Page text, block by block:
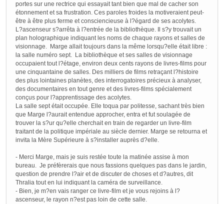
portes sur une rectrice qui essayait tant bien que mal de cacher son
étonnement et sa frustration. Ces paroles froides la motiveraient peut-
être à être plus ferme et consciencieuse à l?égard de ses acolytes.
L?ascenseur s?arrêta à l?entrée de la bibliothèque. Il s?y trouvait un
plan holographique indiquant les noms de chaque rayons et salles de
visionnage. Marge allait toujours dans la même lorsqu?elle était libre :
la salle numéro sept. La bibliothèque et ses salles de visionnage
occupaient tout l?étage, environ deux cents rayons de livres-films pour
une cinquantaine de salles. Des milliers de films retraçant l?histoire
des plus lointaines planètes, des interrogatoires précieux à analyser,
des documentaires en tout genre et des livres-films spécialement
conçus pour l?apprentissage des acolytes.
La salle sept était occupée. Elle toqua par politesse, sachant très bien
que Marge l?aurait entendue approcher, entra et fut soulagée de
trouver la s?ur qu?elle cherchait en train de regarder un livre-film
traitant de la politique impériale au siècle dernier. Marge se retourna et
invita la Mère Supérieure à s?installer auprès d?elle.
- Merci Marge, mais je suis restée toute la matinée assise à mon
bureau. Je préfèrerais que nous fassions quelques pas dans le jardin,
question de prendre l?air et de discuter de choses et d?autres, dit
Thralia tout en lui indiquant la caméra de surveillance.
- Bien, je m?en vais ranger ce livre-film et je vous rejoins à l?
ascenseur, le rayon n?est pas loin de cette salle.